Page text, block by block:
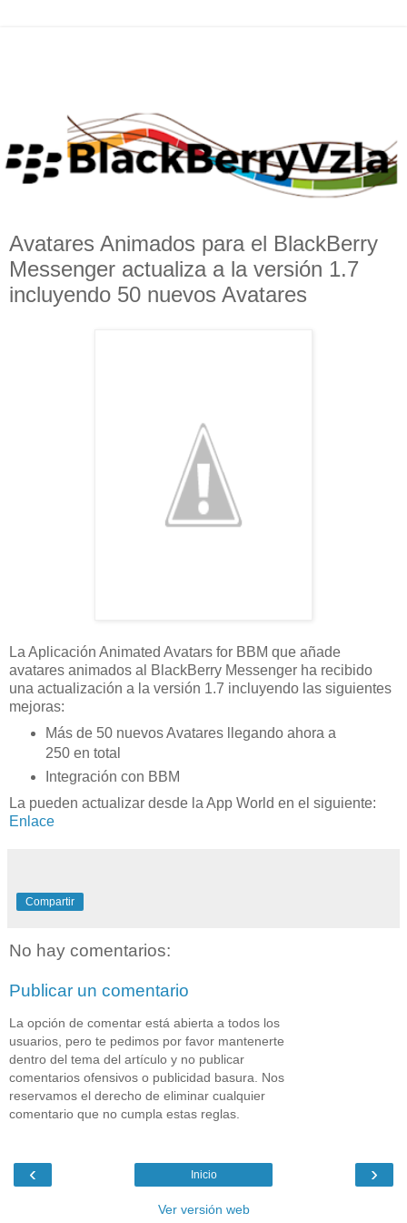
Avatares Animados para el BlackBerry
Messenger actualiza a la versión 1.7
incluyendo 50 nuevos Avatares
La Aplicación Animated Avatars for BBM que añade
avatares animados al BlackBerry Messenger ha recibido
una actualización a la versión 1.7 incluyendo las siguientes
mejoras:
Más de 50 nuevos Avatares llegando ahora a
250 en total
Integración con BBM
La pueden actualizar desde la App World en el siguiente:
Enlace
Compartir
No hay comentarios:
Publicar un comentario
La opción de comentar está abierta a todos los
usuarios, pero te pedimos por favor mantenerte
dentro del tema del artículo y no publicar
comentarios ofensivos o publicidad basura. Nos
reservamos el derecho de eliminar cualquier
comentario que no cumpla estas reglas.
‹ ›
Inicio
Ver versión web